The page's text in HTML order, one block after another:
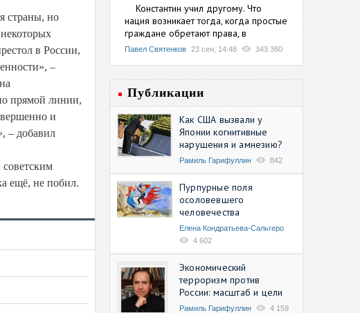
страны, но
в России,
–
прямой линии,
и
– добавил
ещё, не побил.
Константин учил другому. Что
нация возникает тогда, когда простые
граждане обретают права, в
Павел Святенков 23 сен, 14:48 343 360
Публикации
Как США вызвали у
Японии когнитивные
нарушения и амнезию?
Рамиль Гарифуллин 842
Пурпурные поля
осоловевшего
человечества
Елена Кондратьева-Сальгеро
4 602
Экономический
терроризм против
России: масштаб и цели
Рамиль Гарифуллин 4 159